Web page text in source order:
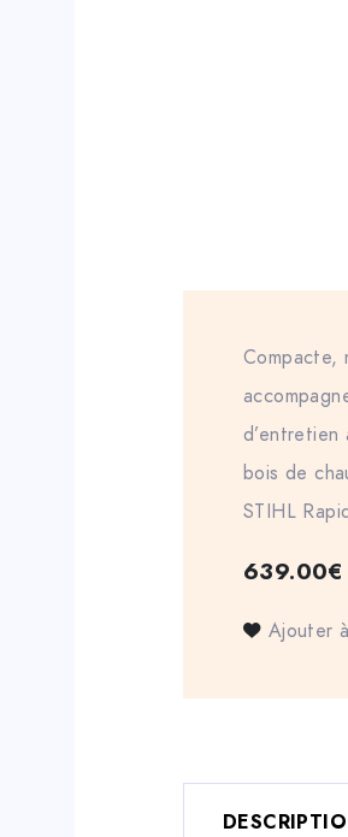
Compacte,
bois de
STIHL
639.00€
Ajouter